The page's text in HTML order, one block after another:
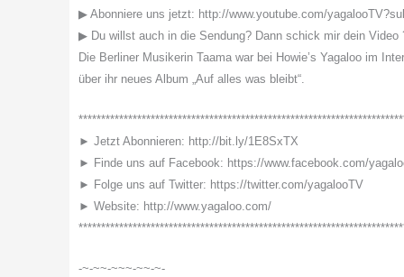
▶ Abonniere uns jetzt: http://www.youtube.com/
▶ Du willst auch in die Sendung? Dann schick mir dein Video
Die Berliner Musikerin Taama war bei Howie’s Yagaloo im
über ihr neues Album „Auf alles was bleibt“.
► Jetzt Abonnieren: http://bit.ly/1E8SxTX
► Finde uns auf Facebook: https://www.facebook.com/
► Folge uns auf Twitter: https://twitter.com/yagalooTV
► Website: http://www.yagaloo.com/
-~-~~-~~~-~~-~-